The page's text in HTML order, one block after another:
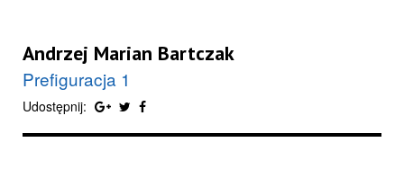
Andrzej Marian Bartczak
Prefiguracja 1
Udostępnij: